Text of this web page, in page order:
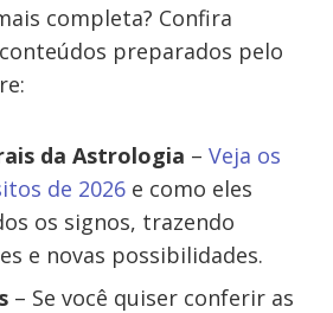
completa? Confira
preparados pelo
da Astrologia – Veja os
de 2026 e como eles
os signos, trazendo
e novas possibilidades.
– Se você quiser conferir as